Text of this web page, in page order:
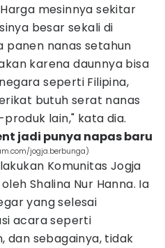
mesinnya sekitar
besar sekali di
panen nanas setahun
karena daunnya bisa
seperti Filipina,
butuh serat nanas
lain," kata dia.
jadi punya napas baru
jogja.berbunga)
Komunitas Jogja
Shalina Nur Hanna. Ia
yang selesai
acara seperti
dan sebagainya, tidak